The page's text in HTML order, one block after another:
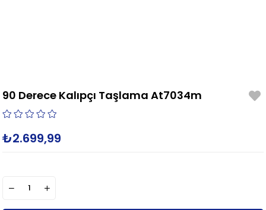
90 Derece Kalıpçı Taşlama At7034m
₺2.699,99